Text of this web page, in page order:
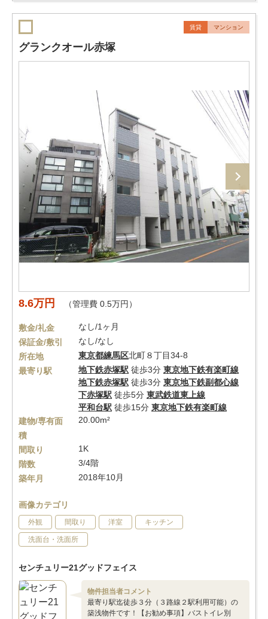
賃貸 マンション
グランクオール赤塚
8.6万円 （管理費 0.5万円）
敷金/礼金
なし/1ヶ月
保証金/敷引
なし/なし
所在地
東京都練馬区北町８丁目34-8
最寄り駅
地下鉄赤塚駅 徒歩3分 東京地下鉄有楽町線
地下鉄赤塚駅 徒歩3分 東京地下鉄副都心線
下赤塚駅 徒歩5分 東武鉄道東上線
平和台駅 徒歩15分 東京地下鉄有楽町線
建物/専有面
積
20.00m²
間取り
1K
階数
3/4階
築年月
2018年10月
画像カテゴリ
外観 間取り 洋室 キッチン
洗面台・洗面所
センチュリー21グッドフェイス
物件担当者コメント
最寄り駅迄徒歩３分（３路線２駅利用可能）の
築浅物件です！【お勧め事項】バストイレ別